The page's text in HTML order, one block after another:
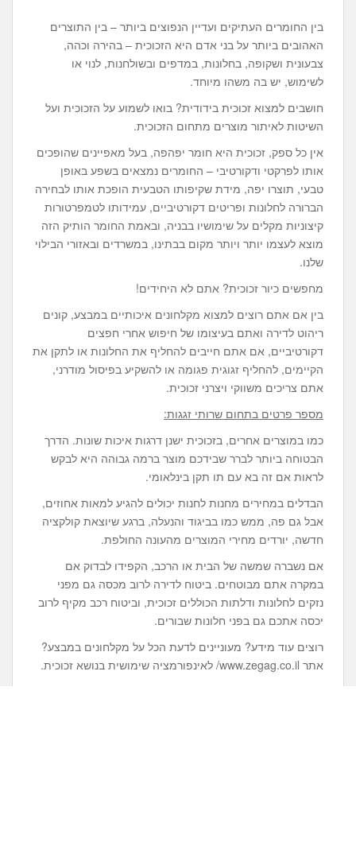
בין החומרים העתיקים ועדיין הנפוצים ביותר – בין התוצרים
האהובים ביותר על בני אדם היא הזכוכית – בהירה וכהה,
צבעונית ושקופה, בחלונות, במדפים ובשולחנות, לנוי או
לשימוש, יש בה משהו מיוחד.
חושבים למצוא זכוכית בידודית? בואו לשמוע על הזכוכית ועל
השיטות לאיתור מוצרים מתחום הזכוכית.
אין כל ספק, זכוכית היא חומר יפהפה, בעל מאפיינים שהופכים
אותו לפרקטי ודקורטיבי – החומרים נמצאים בשפע באופן
טבעי, תוצרו יפה, מידת שקיפותו הטבעית הופכת אותו לבחירה
הברורה לחלונות ופריטים דקורטיביים, עמידותו לטמפרטורות
קיצוניות מקלים על שימושיו בבניה, ובאמת החומר הותיק הזה
מוצא לעצמו יותר ויותר מקום בבתינו, במשרדים ובאזורי הבילוי
שלנו.
מחפשים כיור זכוכית? אתם לא היחידים!
בין אם אתם רוצים למצוא מקלחונים איכותיים במבצע, קונים
ריהוט לדירה ואתם בעיצומו של חיפוש אחרי חפצים
דקורטיביים, אם אתם חייבים להחליף את החלונות או לתקן את
הקיימים, להחליף זגוגית פגומה או להשקיע בפיסול מודרני,
אתם צריכים משווקי ויצרני זכוכית.
מספר פרטים בתחום שרותי זגגות:
כמו במוצרים אחרים, בזכוכית ישנן דרגות איכות שונות. הדרך
הבטוחה ביותר לברר שבידכם מוצר ברמה גבוהה היא לבקש
לראות אם זה בא עם תו תקן בינלאומי.
הבדלים במחירים מחנות לחנות יכולים להגיע למאות אחוזים,
אבל גם פה, ממש כמו בביגוד והנעלה, ברגע שיוצאת קולקציה
חדשה, יורדים מחירי המוצרים מהעונה החולפת.
אם נשברה שמשה של הבית או הרכב, הקפידו לבדוק אם
במקרה אתם מבוטחים. ביטוח לדירה לרוב מכסה גם מפני
נזקים לחלונות ודלתות הכוללים זכוכית, וביטוח רכב מקיף לרוב
יכסה אתכם גם בפני חלונות שבורים.
רוצים עוד מידע? מעוניינים לדעת הכל על מקלחונים במבצע?
אתר www.zegag.co.il/ לאינפורמציה שימושית בנושא זכוכית.